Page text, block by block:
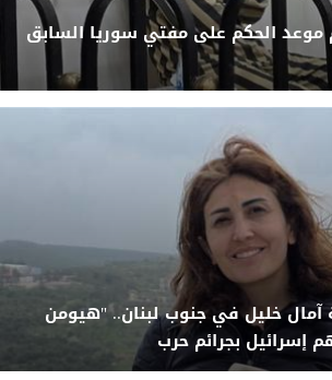
موعد الحكم على مفتي سوريا السابق
آمال خليل في جنوب لبنان.. "هيومن
بجرائم حرب